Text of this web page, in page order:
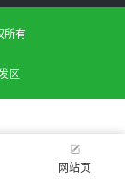
所有
区
网站页